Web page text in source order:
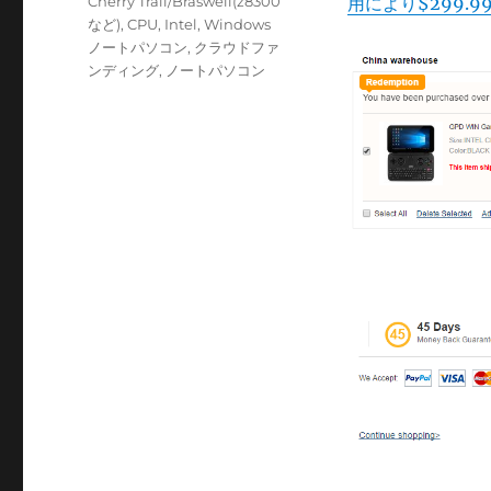
日:
テ
ゴ
リ
など),CPU, Intel,Windows
ノートパソコン, クラウドファ
ンディング, ノートパソコン